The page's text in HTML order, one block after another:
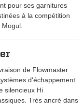
pour ses garnitures
à la compétition
de Flowmaster
d'échappement
silencieux Hi
Très ancré dans